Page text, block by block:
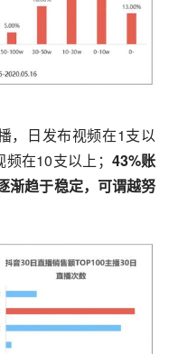
，日发布视频在1支以
在10支以上； 43%账
渐趋于稳定，可谓越努